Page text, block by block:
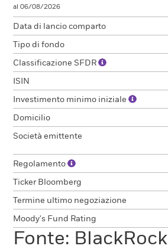
al 06/08/2026
Data di lancio comparto
Tipo di fondo
Classificazione SFDR
ISIN
Investimento minimo iniziale
Domicilio
Società emittente
Regolamento
Ticker Bloomberg
Termine ultimo negoziazione
Moody's Fund Rating
Fonte: BlackRock